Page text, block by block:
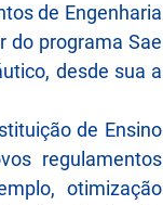
de Engenharia
do programa Sae
desde sua a
de Ensino
regulamentos
otimização